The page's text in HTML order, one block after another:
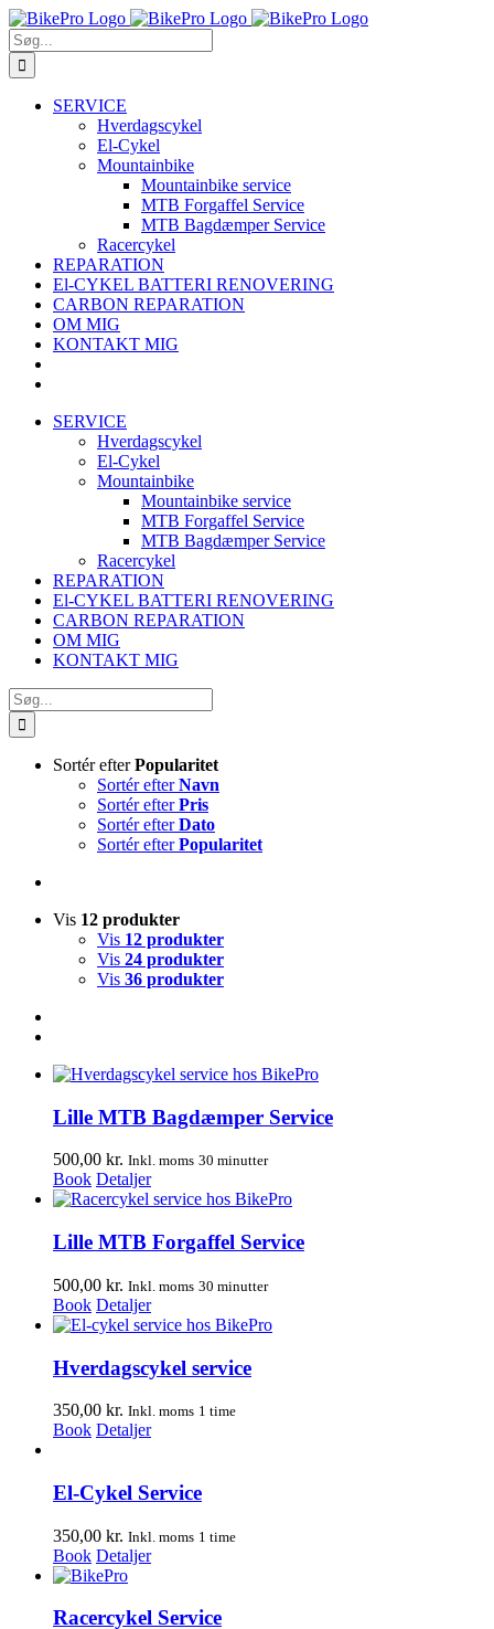
Skip
to
content
Søg
efter:
SERVICE
Hverdagscykel
El-Cykel
Mountainbike
Mountainbike service
MTB Forgaffel Service
MTB Bagdæmper Service
Racercykel
REPARATION
El-CYKEL BATTERI RENOVERING
CARBON REPARATION
OM MIG
KONTAKT MIG
SERVICE
Hverdagscykel
El-Cykel
Mountainbike
Mountainbike service
MTB Forgaffel Service
MTB Bagdæmper Service
Racercykel
REPARATION
El-CYKEL BATTERI RENOVERING
CARBON REPARATION
OM MIG
KONTAKT MIG
Søg
efter:
Sortér efterPopularitet
Sortér efterNavn
Sortér efterPris
Sortér efterDato
Sortér efterPopularitet
Vis 12 produkter
Vis 12 produkter
Vis 24 produkter
Vis 36 produkter
Lille MTB Bagdæmper Service
500,00 kr. Inkl. moms 30 minutter
Book Detaljer
Lille MTB Forgaffel Service
500,00 kr. Inkl. moms 30 minutter
Book Detaljer
Hverdagscykel service
350,00 kr. Inkl. moms 1 time
Book Detaljer
El-Cykel Service
350,00 kr. Inkl. moms 1 time
Book Detaljer
Racercykel Service